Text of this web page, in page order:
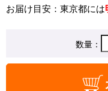
お届け目安：東京都には
数量：